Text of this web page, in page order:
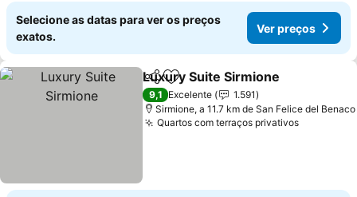
Selecione as datas para ver os preços
exatos.
Ver preços
PartilharAdicionar aos favoritos
Luxury Suite Sirmione
9,1 Excelente
1.591
Sirmione, a 11.7 km de San Felice del Benaco
Quartos com terraços privativos